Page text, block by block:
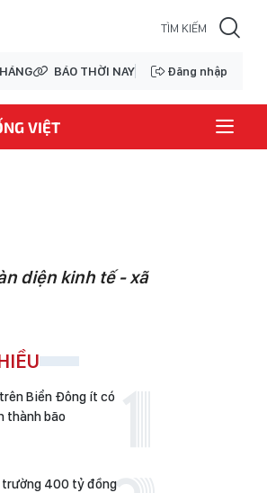
BÁO THỜI NAY Đăng nhập
VIỆT
diện kinh tế - xã
Biển Đông ít có
thành bão
trường 400 tỷ đồng